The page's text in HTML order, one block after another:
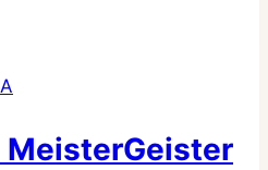
MeisterGeister